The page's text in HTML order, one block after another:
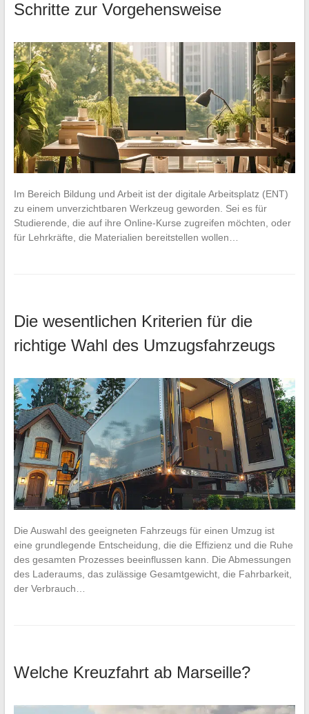
Schritte zur Vorgehensweise
Im Bereich Bildung und Arbeit ist der digitale Arbeitsplatz (ENT)
zu einem unverzichtbaren Werkzeug geworden. Sei es für
Studierende, die auf ihre Online-Kurse zugreifen möchten, oder
für Lehrkräfte, die Materialien bereitstellen wollen…
Die wesentlichen Kriterien für die
richtige Wahl des Umzugsfahrzeugs
Die Auswahl des geeigneten Fahrzeugs für einen Umzug ist
eine grundlegende Entscheidung, die die Effizienz und die Ruhe
des gesamten Prozesses beeinflussen kann. Die Abmessungen
des Laderaums, das zulässige Gesamtgewicht, die Fahrbarkeit,
der Verbrauch…
Welche Kreuzfahrt ab Marseille?